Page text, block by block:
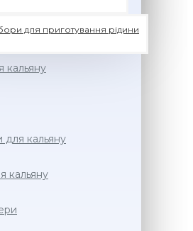
для приготування рідини
кальяну
для кальяну
кальяну